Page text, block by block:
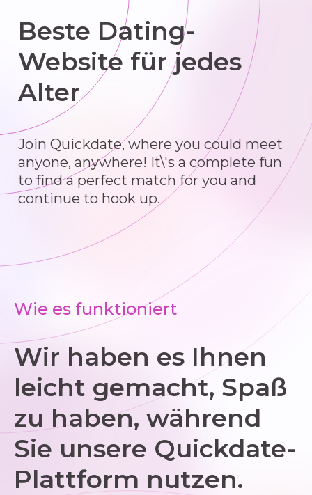
Beste Dating-
Website für jedes
Alter
Join Quickdate, where you could meet
anyone, anywhere! It\'s a complete fun
to find a perfect match for you and
continue to hook up.
Wie es funktioniert
Wir haben es Ihnen
leicht gemacht, Spaß
zu haben, während
Sie unsere Quickdate-
Plattform nutzen.